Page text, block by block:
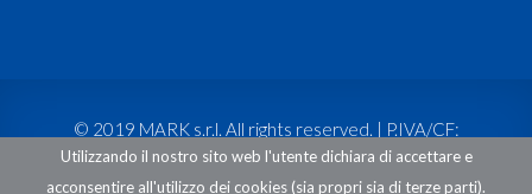
© 2019 MARK s.r.l. All rights reserved. | P.IVA/CF:
02458790231
Utilizzando il nostro sito web l'utente dichiara di accettare e
acconsentire all'utilizzo dei cookies (sia propri sia di terze parti).